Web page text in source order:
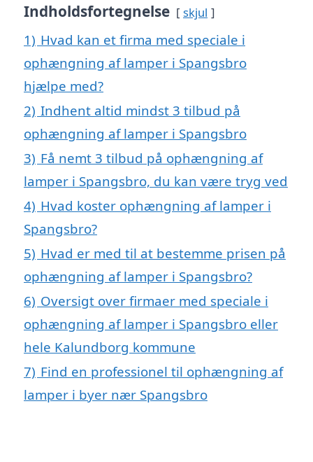
Indholdsfortegnelse skjul
1) Hvad kan et firma med speciale i
ophængning af lamper i Spangsbro
hjælpe med?
2) Indhent altid mindst 3 tilbud på
ophængning af lamper i Spangsbro
3) Få nemt 3 tilbud på ophængning af
lamper i Spangsbro, du kan være tryg ved
4) Hvad koster ophængning af lamper i
Spangsbro?
5) Hvad er med til at bestemme prisen på
ophængning af lamper i Spangsbro?
6) Oversigt over firmaer med speciale i
ophængning af lamper i Spangsbro eller
hele Kalundborg kommune
7) Find en professionel til ophængning af
lamper i byer nær Spangsbro